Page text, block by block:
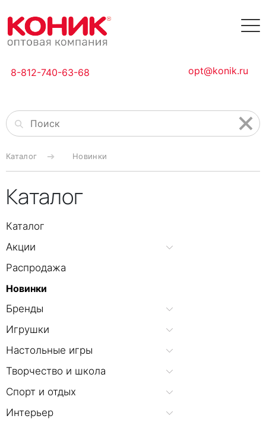
8-812-740-63-68 opt@konik.ru
Каталог Новинки
Каталог
Каталог
Акции
Распродажа
Новинки
Бренды
Игрушки
Настольные игры
Творчество и школа
Спорт и отдых
Интерьер